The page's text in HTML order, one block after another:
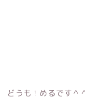
どうも！めるです＾